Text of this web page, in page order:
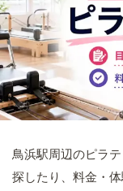
鳥浜駅周辺のピラ
探したり、料金・